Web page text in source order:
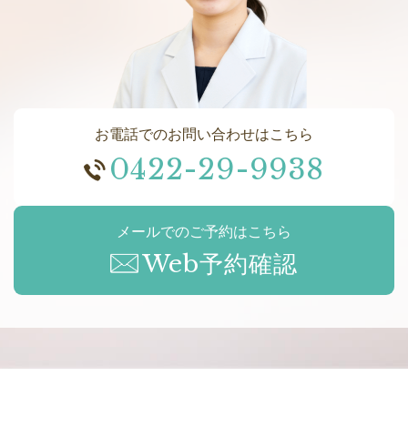
お電話でのお問い合わせはこちら
0422-29-9938
メールでのご予約はこちら
Web予約確認